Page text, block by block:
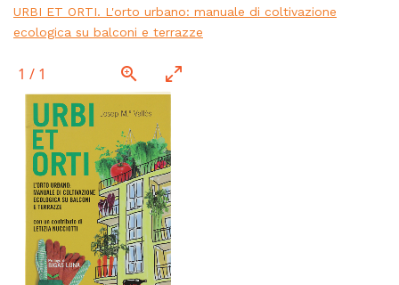
URBI ET ORTI. L'orto urbano: manuale di coltivazione
ecologica su balconi e terrazze
1 / 1